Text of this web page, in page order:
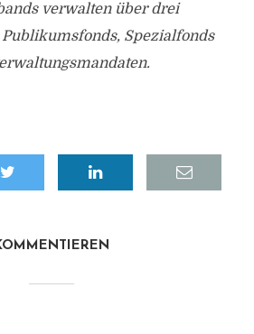
verwalten über drei
Spezialfonds